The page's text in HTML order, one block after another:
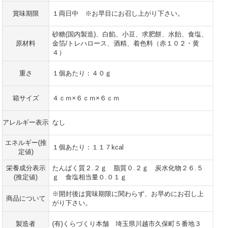
賞味期限 １両日中 ※お早目にお召し上がり下さい。
原材料
砂糖(国内製造)、白餡、小豆、求肥餅、水飴、食塩、
金箔/トレハロース、酒精、着色料（赤１０２・黄
４）
重さ １個あたり：４０ｇ
箱サイズ ４ｃｍ×６ｃｍ×６ｃｍ
アレルギー表示 なし
エネルギー(推
定値)
１個あたり：１１７kcal
栄養成分表示
(推定値)
たんぱく質２.２ｇ 脂質０.２ｇ 炭水化物２６.５
ｇ 食塩相当量０.０１ｇ
商品について
※開封後は賞味期限に関わらず、お早めにお召し上
がり下さい。
製造者 (有)くらづくり本舗 埼玉県川越市久保町５番地３